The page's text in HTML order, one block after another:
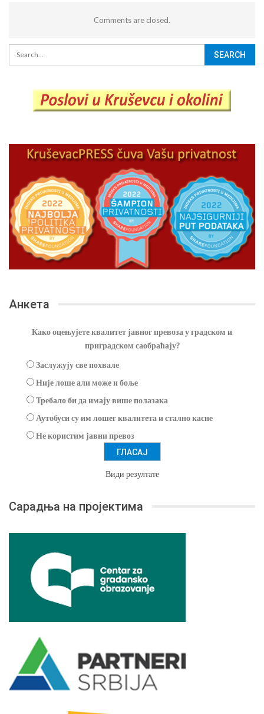
Comments are closed.
Анкета
Како оцењујете квалитет јавног превоза у градском и
приградском саобраћају?
Заслужују све похвале
Није лоше али може и боље
Требало би да имају више полазака
Аутобуси су им лошег квалитета и стално касне
Не користим јавни превоз
Види резултате
Сарадња на пројектима